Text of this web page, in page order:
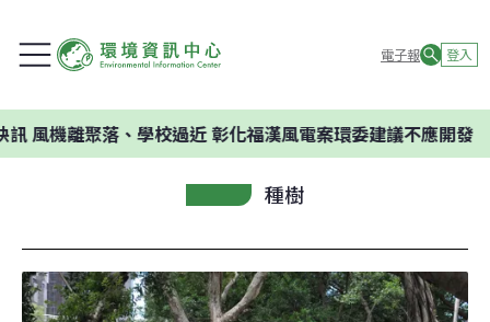
電子報 登入
落、學校過近 彰化福漢風電案環委建議不應開發
種樹